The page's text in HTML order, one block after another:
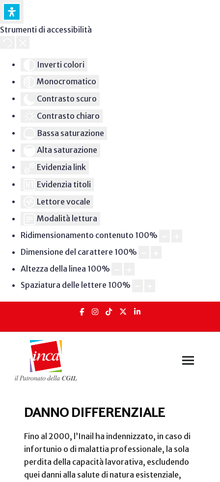
Strumenti di accessibilità
Inverti colori
Monocromatico
Contrasto scuro
Contrasto chiaro
Bassa saturazione
Alta saturazione
Evidenzia link
Evidenzia titoli
Lettore vocale
Modalità lettura
Ridimensionamento contenuto 100%
Dimensione del carattere 100%
Altezza della linea 100%
Spaziatura delle lettere 100%
DANNO DIFFERENZIALE
Fino al 2000, l’Inail ha indennizzato, in caso di
infortunio o di malattia professionale, la sola
perdita della capacità lavorativa, escludendo
quei danni alla salute di natura esistenziale,